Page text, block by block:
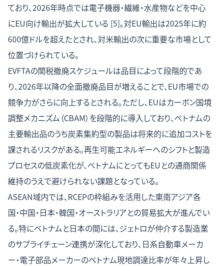
ており、2026年時点では電子機器・繊維・水産物などを中心
にEU向け輸出が拡大している [5]。対EU輸出は2025年に約
600億ドルを超えたとされ、対米輸出の次に重要な市場として
位置づけられている。
EVFTAの関税撤廃スケジュールは品目によって段階的であ
り、2026年以降の全面撤廃品目が増えることで、EU市場での
競争力がさらに向上するとされる。ただし、EUはカーボン国境
調整メカニズム（CBAM）を段階的に導入しており、ベトナムの
主要輸出品のうち炭素集約型の製品は将来的に追加コストを
課されるリスクがある。再生可能エネルギーへのシフトと製造
プロセスの低炭素化が、ベトナムにとってもEUとの通商関係
維持のうえで避けられない課題となっている。
ASEAN域内では、RCEPの枠組みを活用した東南アジア各
国・中国・日本・韓国・オーストラリアとの貿易拡大が進んでい
る。特にベトナムと日本の間には、ジェトロが仲介する製造業
のサプライチェーン連携が深化しており、日系自動車メーカ
ー・電子部品メーカーのベトナム現地調達比率が年々上昇し